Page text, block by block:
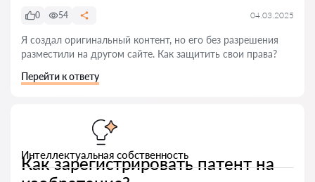
0 54 04.03.2025
Я создал оригинальный контент, но его без разрешения
разместили на другом сайте. Как защитить свои права?
Перейти к ответу
Интеллектуальная собственность
Как зарегистрировать патент на